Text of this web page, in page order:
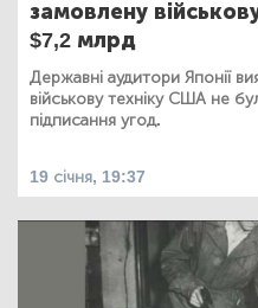
замовлену
$7,2 млрд
Державні аудитори Японії
військову техніку США не
підписання угод.
19 січня, 19:37